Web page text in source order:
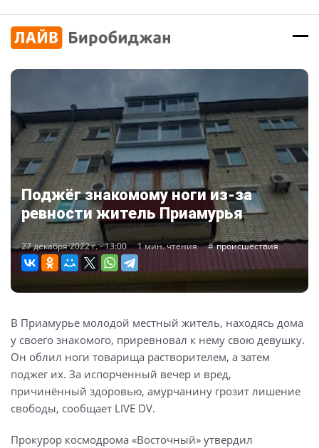
Поджёг знакомому ноги из-за
ревности житель Приамурья
27 декабря 2022 г. - 13:00 1 мин. чтения происшествия
В Приамурье молодой местный житель, находясь дома
у своего знакомого, приревновал к нему свою девушку.
Он облил ноги товарища растворителем, а затем
поджег их. За испорченный вечер и вред,
причинённый здоровью, амурчанину грозит лишение
свободы, сообщает LIVE DV.
Прокурор космодрома «Восточный» утвердил